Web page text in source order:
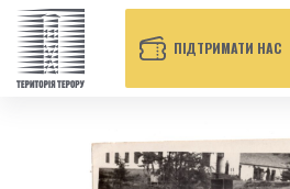
ПІДТРИМАТИ НАС